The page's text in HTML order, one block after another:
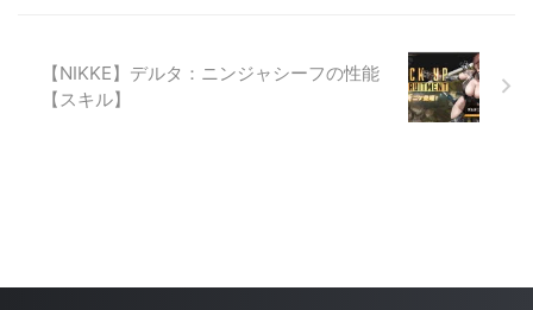
【NIKKE】デルタ：ニンジャシーフの性能
【スキル】